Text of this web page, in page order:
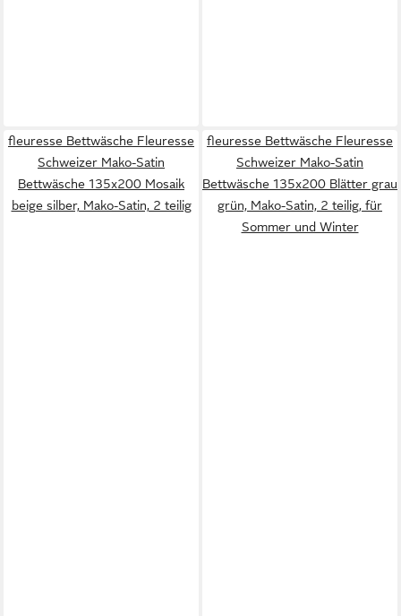
fleuresse Bettwäsche Fleuresse
Schweizer Mako-Satin
Bettwäsche 135x200 Mosaik
beige silber, Mako-Satin, 2 teilig
fleuresse Bettwäsche Fleuresse
Schweizer Mako-Satin
Bettwäsche 135x200 Blätter grau
grün, Mako-Satin, 2 teilig, für
Sommer und Winter